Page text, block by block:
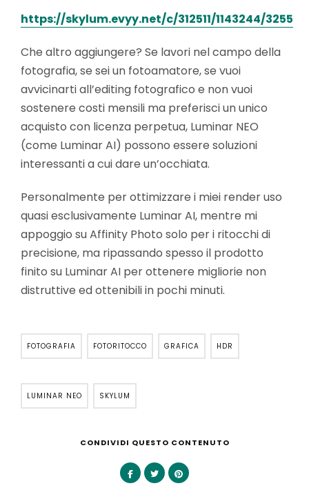
https://skylum.evyy.net/c/312511/1143244/3255
Che altro aggiungere? Se lavori nel campo della
fotografia, se sei un fotoamatore, se vuoi
avvicinarti all’editing fotografico e non vuoi
sostenere costi mensili ma preferisci un unico
acquisto con licenza perpetua, Luminar NEO
(come Luminar AI) possono essere soluzioni
interessanti a cui dare un’occhiata.
Personalmente per ottimizzare i miei render uso
quasi esclusivamente Luminar AI, mentre mi
appoggio su Affinity Photo solo per i ritocchi di
precisione, ma ripassando spesso il prodotto
finito su Luminar AI per ottenere migliorie non
distruttive ed ottenibili in pochi minuti.
FOTOGRAFIA FOTORITOCCO GRAFICA HDR
LUMINAR NEO SKYLUM
CONDIVIDI QUESTO CONTENUTO